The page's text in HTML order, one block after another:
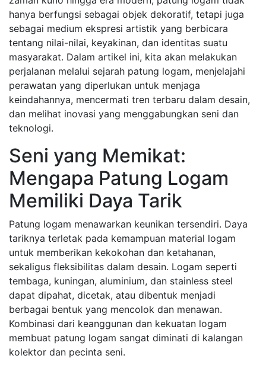
hanya berfungsi sebagai objek dekoratif, tetapi juga
sebagai medium ekspresi artistik yang berbicara
tentang nilai-nilai, keyakinan, dan identitas suatu
masyarakat. Dalam artikel ini, kita akan melakukan
perjalanan melalui sejarah patung logam, menjelajahi
perawatan yang diperlukan untuk menjaga
keindahannya, mencermati tren terbaru dalam desain,
dan melihat inovasi yang menggabungkan seni dan
teknologi.
Seni yang Memikat:
Mengapa Patung Logam
Memiliki Daya Tarik
Patung logam menawarkan keunikan tersendiri. Daya
tariknya terletak pada kemampuan material logam
untuk memberikan kekokohan dan ketahanan,
sekaligus fleksibilitas dalam desain. Logam seperti
tembaga, kuningan, aluminium, dan stainless steel
dapat dipahat, dicetak, atau dibentuk menjadi
berbagai bentuk yang mencolok dan menawan.
Kombinasi dari keanggunan dan kekuatan logam
membuat patung logam sangat diminati di kalangan
kolektor dan pecinta seni.